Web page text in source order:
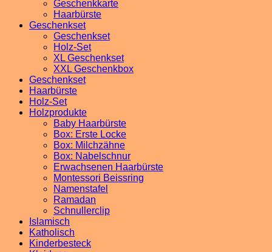
Geschenkkarte
Haarbürste
Geschenkset
Geschenkset
Holz-Set
XL Geschenkset
XXL Geschenkbox
Geschenkset
Haarbürste
Holz-Set
Holzprodukte
Baby Haarbürste
Box: Erste Locke
Box: Milchzähne
Box: Nabelschnur
Erwachsenen Haarbürste
Montessori Beissring
Namenstafel
Ramadan
Schnullerclip
Islamisch
Katholisch
Kinderbesteck